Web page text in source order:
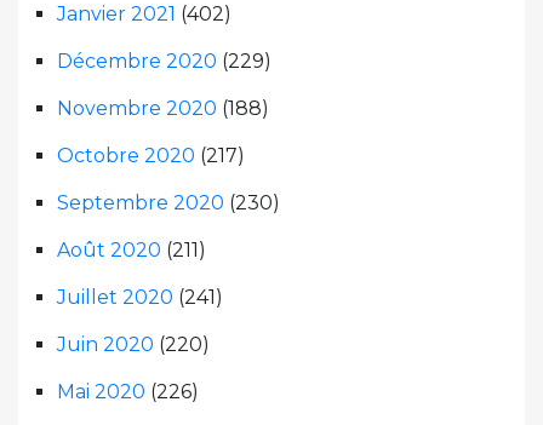
Janvier 2021 (402)
Décembre 2020 (229)
Novembre 2020 (188)
Octobre 2020 (217)
Septembre 2020 (230)
Août 2020 (211)
Juillet 2020 (241)
Juin 2020 (220)
Mai 2020 (226)